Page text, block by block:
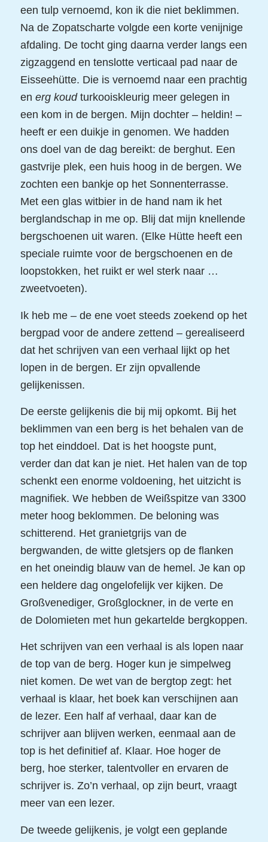
een tulp vernoemd, kon ik die niet beklimmen.
Na de Zopatscharte volgde een korte venijnige
afdaling. De tocht ging daarna verder langs een
zigzaggend en tenslotte verticaal pad naar de
Eisseehütte. Die is vernoemd naar een prachtig
en erg koudturkooiskleurig meer gelegen in
een kom in de bergen. Mijn dochter – heldin! –
heeft er een duikje in genomen. We hadden
ons doel van de dag bereikt: de berghut. Een
gastvrije plek, een huis hoog in de bergen. We
zochten een bankje op het Sonnenterrasse.
Met een glas witbier in de hand nam ik het
berglandschap in me op. Blij dat mijn knellende
bergschoenen uit waren. (Elke Hütte heeft een
speciale ruimte voor de bergschoenen en de
loopstokken, het ruikt er wel sterk naar …
zweetvoeten).
Ik heb me – de ene voet steeds zoekend op het
bergpad voor de andere zettend – gerealiseerd
dat het schrijven van een verhaal lijkt op het
lopen in de bergen. Er zijn opvallende
gelijkenissen.
De eerste gelijkenis die bij mij opkomt. Bij het
beklimmen van een berg is het behalen van de
top het einddoel. Dat is het hoogste punt,
verder dan dat kan je niet. Het halen van de top
schenkt een enorme voldoening, het uitzicht is
magnifiek. We hebben de Weißspitze van 3300
meter hoog beklommen. De beloning was
schitterend. Het granietgrijs van de
bergwanden, de witte gletsjers op de flanken
en het oneindig blauw van de hemel. Je kan op
een heldere dag ongelofelijk ver kijken. De
Großvenediger, Großglockner, in de verte en
de Dolomieten met hun gekartelde bergkoppen.
Het schrijven van een verhaal is als lopen naar
de top van de berg. Hoger kun je simpelweg
niet komen. De wet van de bergtop zegt: het
verhaal is klaar, het boek kan verschijnen aan
de lezer. Een half af verhaal, daar kan de
schrijver aan blijven werken, eenmaal aan de
top is het definitief af. Klaar. Hoe hoger de
berg, hoe sterker, talentvoller en ervaren de
schrijver is. Zo’n verhaal, op zijn beurt, vraagt
meer van een lezer.
De tweede gelijkenis, je volgt een geplande